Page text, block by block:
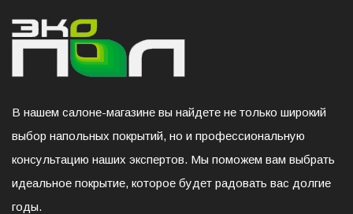
В нашем салоне-магазине вы найдете не только широкий
выбор напольных покрытий, но и профессиональную
консультацию наших экспертов. Мы поможем вам выбрать
идеальное покрытие, которое будет радовать вас долгие
годы.